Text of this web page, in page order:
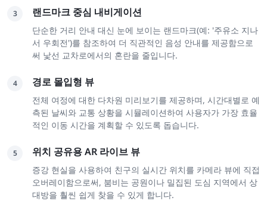
3 랜드마크 중심 내비게이션
단순한 거리 안내 대신 눈에 보이는 랜드마크(예: '주유소 지나
서 우회전')를 참조하여 더 직관적인 음성 안내를 제공함으로
써 낯선 교차로에서의 혼란을 줄입니다.
4 경로 몰입형 뷰
전체 여정에 대한 다차원 미리보기를 제공하며, 시간대별로 예
측된 날씨와 교통 상황을 시뮬레이션하여 사용자가 가장 효율
적인 이동 시간을 계획할 수 있도록 돕습니다.
5 위치 공유용 AR 라이브 뷰
증강 현실을 사용하여 친구의 실시간 위치를 카메라 뷰에 직접
오버레이함으로써, 붐비는 공원이나 밀집된 도심 지역에서 상
대방을 훨씬 쉽게 찾을 수 있게 합니다.